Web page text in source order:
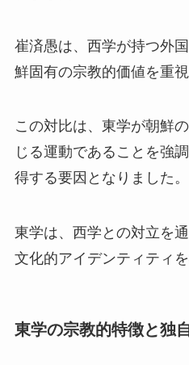
崔済愚は、西学が持つ外
鮮固有の宗教的価値を重視
この対比は、東学が朝鮮
じる運動であることを強
得する要因となりました。
東学は、西学との対立を
文化的アイデンティティを
東学の宗教的特徴と独